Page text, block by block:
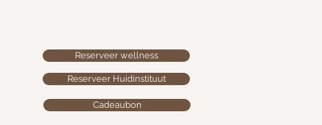
Reserveer wellness
Reserveer Huidinstituut
Cadeaubon